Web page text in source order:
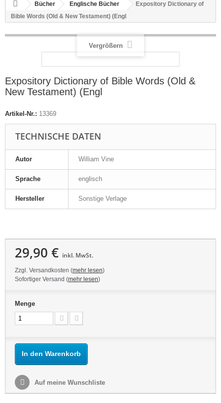
Bücher Englische Bücher
Expository Dictionary of
Bible Words (Old & New Testament) (Engl
Vergrößern
Expository Dictionary of Bible Words (Old &
New Testament) (Engl
Artikel-Nr.: 13369
TECHNISCHE DATEN
Autor William Vine
Sprache englisch
Hersteller Sonstige Verlage
29,90 € inkl. MwSt.
Zzgl. Versandkosten (mehr lesen)
Sofortiger Versand (mehr lesen)
Menge
In den Warenkorb
Auf meine Wunschliste